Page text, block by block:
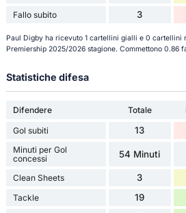
Fallo subito 3
Paul Digby ha ricevuto 1 cartellini gialli e 0 cartellini
Premiership 2025/2026 stagione. Commettono 0.86
Statistiche difesa
Difendere Totale
Gol subiti
13
Minuti per Gol
concessi
54 Minuti
Clean Sheets 3
Tackle 19